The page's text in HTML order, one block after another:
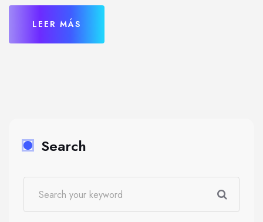
LEER MÁS
Search